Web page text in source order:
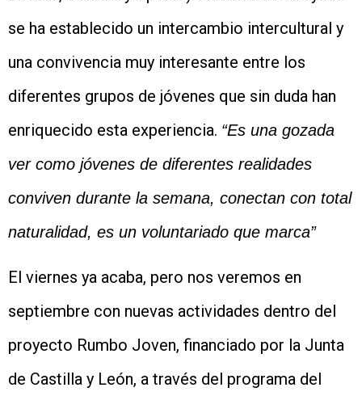
se ha establecido un intercambio intercultural y
una convivencia muy interesante entre los
diferentes grupos de jóvenes que sin duda han
enriquecido esta experiencia. “Es una gozada
ver como jóvenes de diferentes realidades
conviven durante la semana, conectan con total
naturalidad, es un voluntariado que marca”
El viernes ya acaba, pero nos veremos en
septiembre con nuevas actividades dentro del
proyecto Rumbo Joven, financiado por la Junta
de Castilla y León, a través del programa del